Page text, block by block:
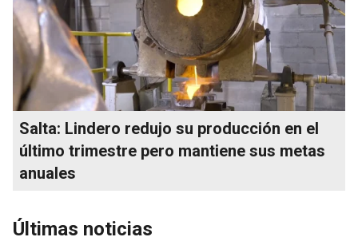
Salta: Lindero redujo su producción en el
último trimestre pero mantiene sus metas
anuales
Últimas noticias